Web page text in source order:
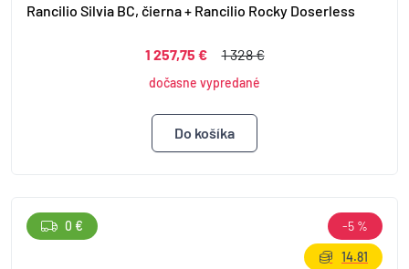
Rancilio Silvia BC, čierna + Rancilio Rocky Doserless
1 257,75 € 1 328 €
dočasne vypredané
0 €
-5 %
14.81